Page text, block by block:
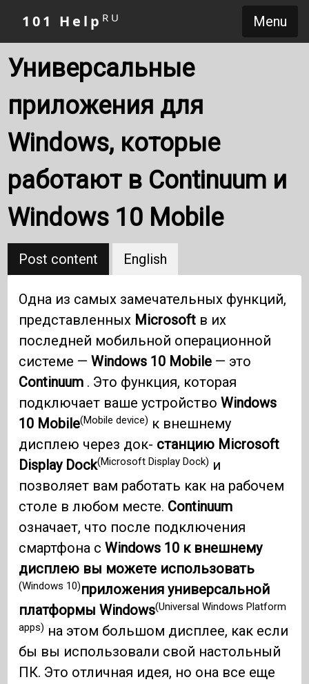
Menu
101 Help RU
Универсальные
приложения для
Windows, которые
работают в Continuum и
Windows 10 Mobile
Post content English
Одна из самых замечательных функций,
представленных Microsoft в их
последней мобильной операционной
системе —Windows 10 Mobile — это
Continuum . Это функция, которая
подключает ваше устройствоWindows
10 Mobile(Mobile device) к внешнему
дисплею через док- станцию ​​Microsoft
Display Dock(Microsoft Display Dock) и
позволяет вам работать как на рабочем
столе в любом месте. Continuum
означает, что после подключения
смартфона сWindows 10 к внешнему
дисплею вы можете использовать
(Windows 10)приложения универсальной
платформы Windows(Universal Windows Platform
apps) на этом большом дисплее, как если
бы вы использовали свой настольный
ПК. Это отличная идея, но она все еще